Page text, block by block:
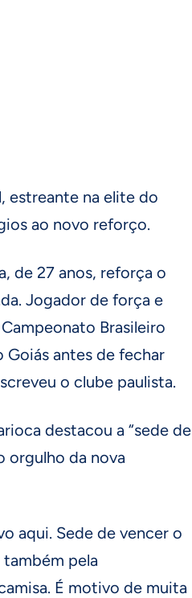
estreante na elite do
ao novo reforço.
de 27 anos, reforça o
Jogador de força e
Brasileiro
Goiás antes de fechar
o clube paulista.
destacou a “sede de
orgulho da nova
aqui. Sede de vencer o
pela
É motivo de muita